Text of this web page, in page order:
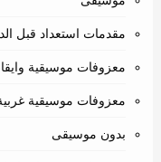
مقدمات استعداد قبل
معزوفات موسيقية
معزوفات موسيقية
بدون موسيقى